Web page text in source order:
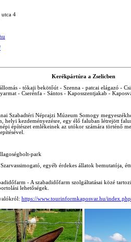
utca 4
Kerékpártúra a Zselicben
- tókaji bekötőút - Szenna - patcai elágazó -
- Cserénfa - Sántos - Kaposszentjakab -
Szabadtéri Néprajzi Múzeum Somogy
helyi kezdeményezésre, egy élő faluban létrejött
építészet emlékeinek az utókor számára történő
park
egyéb érdekes állatok bemutatója,
- A szabadidőfarm szolgáltatásai közé
lehetőségek.
https://www.tourinformkaposvar.hu/